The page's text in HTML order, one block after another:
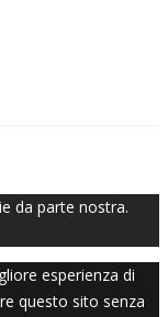
da parte nostra.
esperienza di
questo sito senza